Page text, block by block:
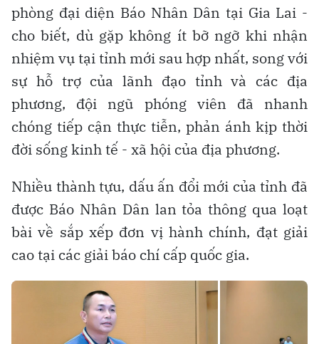
phòng đại diện Báo Nhân Dân tại Gia Lai -
cho biết, dù gặp không ít bỡ ngỡ khi nhận
nhiệm vụ tại tỉnh mới sau hợp nhất, song với
sự hỗ trợ của lãnh đạo tỉnh và các địa
phương, đội ngũ phóng viên đã nhanh
chóng tiếp cận thực tiễn, phản ánh kịp thời
đời sống kinh tế - xã hội của địa phương.
Nhiều thành tựu, dấu ấn đổi mới của tỉnh đã
được Báo Nhân Dân lan tỏa thông qua loạt
bài về sắp xếp đơn vị hành chính, đạt giải
cao tại các giải báo chí cấp quốc gia.